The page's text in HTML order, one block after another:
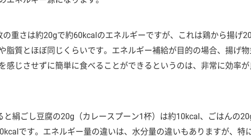
重さは約20gで約60kcalのエネルギーですが、これは鶏から揚げ
脂質とほぼ同じくらいです。エネルギー補給が目的の場合、揚げ
感じさせずに簡単に食べることができるというのは、非常に効率
と絹ごし豆腐の20g（カレースプーン1杯）は約10kcal、ごはんの
です。エネルギー量の違いは、水分量の違いもありますが、特